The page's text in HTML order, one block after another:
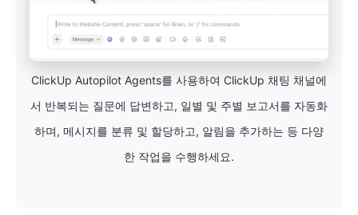
ClickUp Autopilot Agents를 사용하여 ClickUp 채팅 채널에
서 반복되는 질문에 답변하고, 일별 및 주별 보고서를 자동화
하며, 메시지를 분류 및 할당하고, 알림을 추가하는 등 다양
한 작업을 수행하세요.